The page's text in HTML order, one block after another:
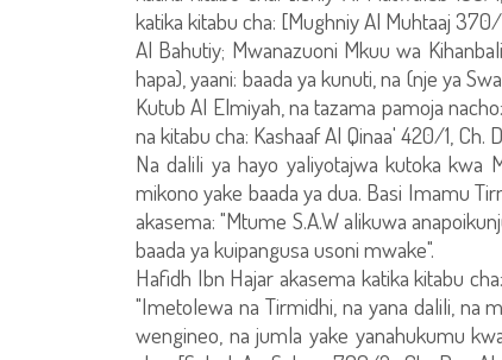
katika kitabu cha: [Mughniy Al Muhtaaj
Al Bahutiy; Mwanazuoni Mkuu wa
hapa), yaani: baada ya kunuti, na (nje ya
Kutub Al Elmiyah, na tazama pamoja
na kitabu cha: Kashaaf Al Qinaa' 420/1, Ch.
Na dalili ya hayo yaliyotajwa kutoka kwa
mikono yake baada ya dua. Basi Imamu
akasema: "Mtume S.A.W alikuwa
baada ya kuipangusa usoni mwake".
Hafidh Ibn Hajar akasema katika kitabu
"Imetolewa na Tirmidhi, na yana dalili, na
wengineo, na jumla yake yanahukumu